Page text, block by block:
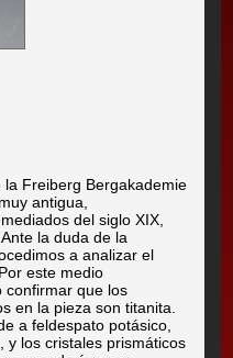
Freiberg Bergakademie
antigua,
del siglo XIX,
la duda de la
a analizar el
este medio
confirmar que los
en la pieza son titanita.
a feldespato potásico,
y los cristales prismáticos